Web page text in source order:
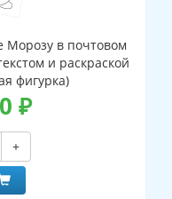
в почтовом
и раскраской
фигурка)
₽
+